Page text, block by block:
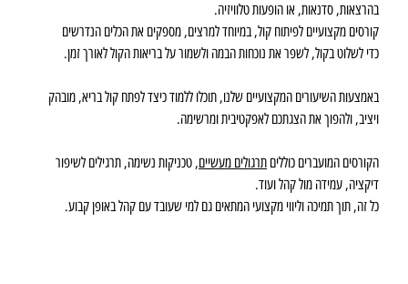
בהרצאות, סדנאות, או הופעות טלוויזיה.
קורסים מקצועיים לפיתוח קול, במיוחד למרצים, מספקים את הכלים הנדרשים
כדי לשלוט בקול, לשפר את נוכחות הבמה ולשמור על בריאות הקול לאורך זמן.
באמצעות השיעורים המקצועיים שלנו, תוכלו ללמוד כיצד לפתח קול בריא, מובהק
ויציב, ולהפוך את הצגתכם לאפקטיבית ומרשימה.
הקורסים המועברים כוללים תרגולים מעשיים, טכניקות נשימה, תרגילים לשיפור
דיקציה, עמידה מול קהל ועוד.
כל זה, תוך תמיכה וליווי מקצועי המתאים גם למי שעובד עם קהל באופן קבוע.